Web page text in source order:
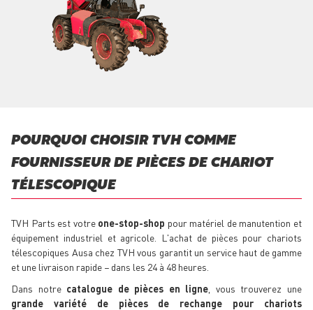
POURQUOI CHOISIR TVH COMME
FOURNISSEUR DE PIÈCES DE CHARIOT
TÉLESCOPIQUE
TVH Parts est votre one-stop-shop pour matériel de manutention et
équipement industriel et agricole. L'achat de pièces pour chariots
télescopiques Ausa chez TVH vous garantit un service haut de gamme
et une livraison rapide − dans les 24 à 48 heures.
Dans notre catalogue de pièces en ligne , vous trouverez une
grande variété de pièces de rechange pour chariots